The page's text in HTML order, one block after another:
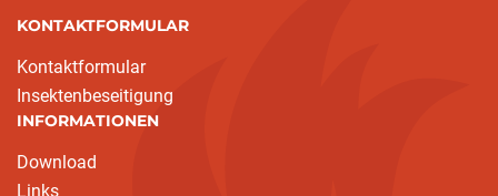
KONTAKTFORMULAR
Kontaktformular
Insektenbeseitigung
INFORMATIONEN
Download
Links